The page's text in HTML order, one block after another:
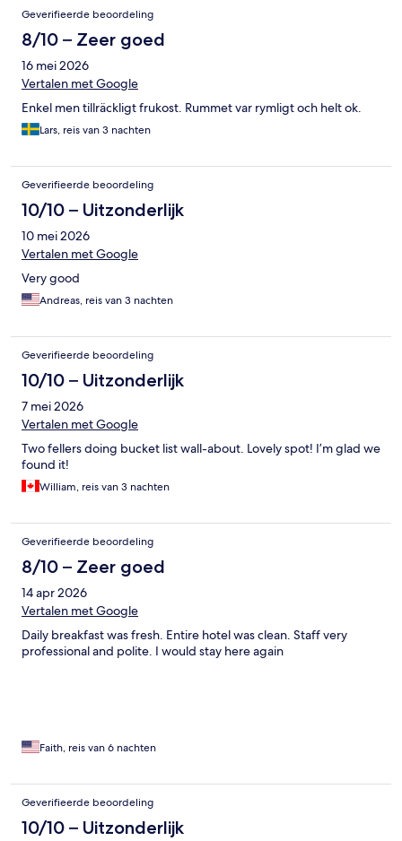
Geverifieerde beoordeling
8/10 – Zeer goed
16 mei 2026
Vertalen met Google
Enkel men tillräckligt frukost. Rummet var rymligt och helt ok.
Lars, reis van 3 nachten
Geverifieerde beoordeling
10/10 – Uitzonderlijk
10 mei 2026
Vertalen met Google
Very good
Andreas, reis van 3 nachten
Geverifieerde beoordeling
10/10 – Uitzonderlijk
7 mei 2026
Vertalen met Google
Two fellers doing bucket list wall-about. Lovely spot! I’m glad we
found it!
William, reis van 3 nachten
Geverifieerde beoordeling
8/10 – Zeer goed
14 apr 2026
Vertalen met Google
Daily breakfast was fresh. Entire hotel was clean. Staff very
professional and polite. I would stay here again
Faith, reis van 6 nachten
Geverifieerde beoordeling
10/10 – Uitzonderlijk